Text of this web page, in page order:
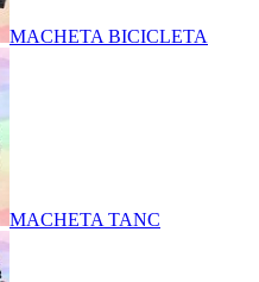
MACHETA BICICLETA
MACHETA TANC